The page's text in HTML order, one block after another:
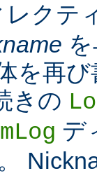
レクテ
を再
きの
デ